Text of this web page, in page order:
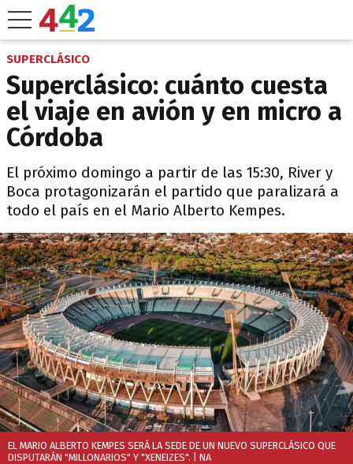
SUPERCLÁSICO
Superclásico: cuánto cuesta
el viaje en avión y en micro a
Córdoba
El próximo domingo a partir de las 15:30, River y
Boca protagonizarán el partido que paralizará a
todo el país en el Mario Alberto Kempes.
EL MARIO ALBERTO KEMPES SERÁ LA SEDE DE UN NUEVO SUPERCLÁSICO QUE
DISPUTARÁN "MILLONARIOS" Y "XENEIZES". | NA